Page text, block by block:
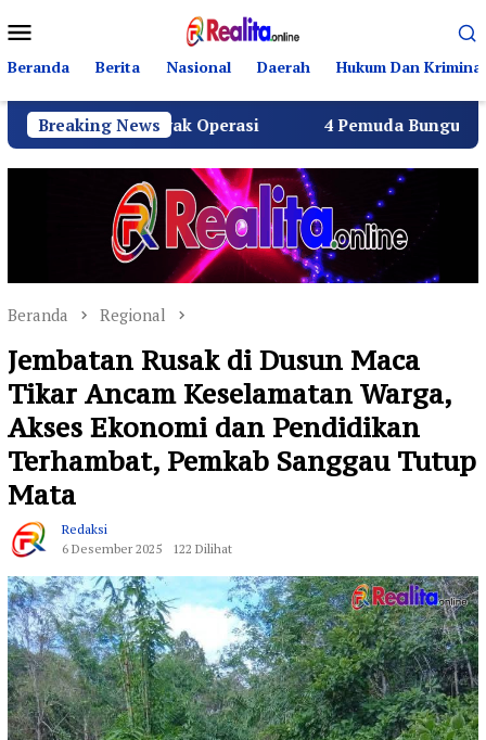
ke
kontenMobile
Beranda Berita Nasional Daerah Hukum Dan Kriminal
Breaking News
Layak Operasi 4 Pemuda Bungur Raya Bulatkan
Beranda Regional
Jembatan Rusak di Dusun Maca
Tikar Ancam Keselamatan Warga,
Akses Ekonomi dan Pendidikan
Terhambat, Pemkab Sanggau Tutup
Mata
Redaksi
6 Desember 2025
122 Dilihat